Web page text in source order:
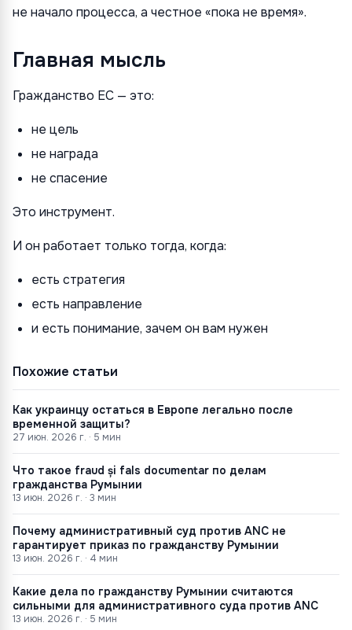
не начало процесса, а честное «пока не время».
Главная мысль
Гражданство ЕС — это:
не цель
не награда
не спасение
Это инструмент.
И он работает только тогда, когда:
есть стратегия
есть направление
и есть понимание, зачем он вам нужен
Похожие статьи
Как украинцу остаться в Европе легально после
временной защиты?
27 июн. 2026 г. · 5 мин
Что такое fraud și fals documentar по делам
гражданства Румынии
13 июн. 2026 г. · 3 мин
Почему административный суд против ANC не
гарантирует приказ по гражданству Румынии
13 июн. 2026 г. · 4 мин
Какие дела по гражданству Румынии считаются
сильными для административного суда против ANC
13 июн. 2026 г. · 5 мин